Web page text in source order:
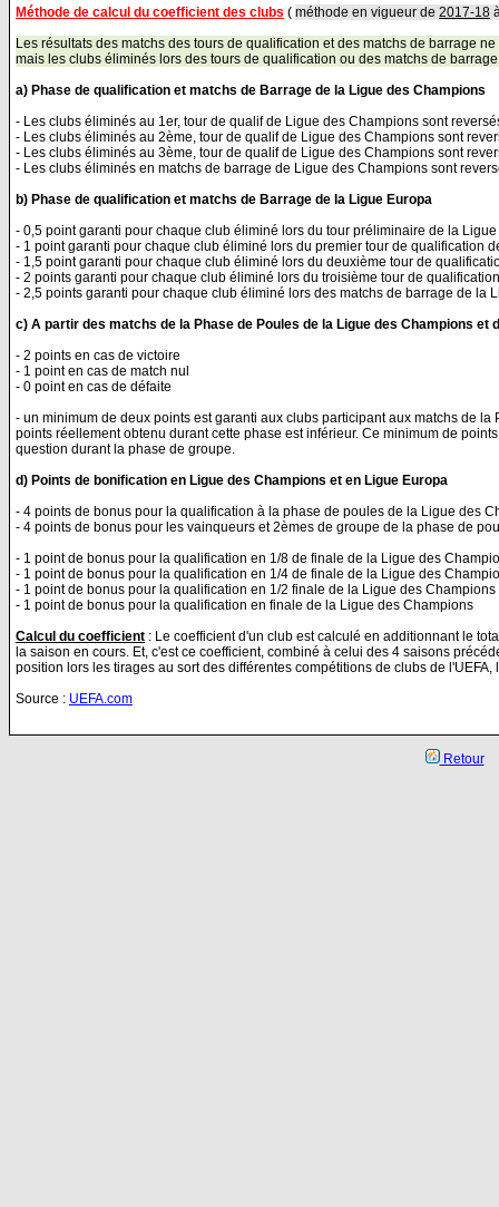
Méthode de calcul du coefficient des clubs ( méthode en vigueur de 2017-18
Les résultats des matchs des tours de qualification et des matchs de barrage
mais les clubs éliminés lors des tours de qualification ou des matchs de
a) Phase de qualification et matchs de Barrage de la Ligue des Champions
- Les clubs éliminés au 1er, tour de qualif de Ligue des Champions sont
- Les clubs éliminés au 2ème, tour de qualif de Ligue des Champions sont
- Les clubs éliminés au 3ème, tour de qualif de Ligue des Champions sont
- Les clubs éliminés en matchs de barrage de Ligue des Champions sont
b) Phase de qualification et matchs de Barrage de la Ligue Europa
- 0,5 point garanti pour chaque club éliminé lors du tour préliminaire de la
- 1 point garanti pour chaque club éliminé lors du premier tour de qualification
- 1,5 point garanti pour chaque club éliminé lors du deuxième tour de
- 2 points garanti pour chaque club éliminé lors du troisième tour de
- 2,5 points garanti pour chaque club éliminé lors des matchs de barrage de la
c) A partir des matchs de la Phase de Poules de la Ligue des Champions et
- 2 points en cas de victoire
- 1 point en cas de match nul
- 0 point en cas de défaite
- un minimum de deux points est garanti aux clubs participant aux matchs de
points réellement obtenu durant cette phase est inférieur. Ce minimum de
question durant la phase de groupe.
d) Points de bonification en Ligue des Champions et en Ligue Europa
- 4 points de bonus pour la qualification à la phase de poules de la Ligue des
- 4 points de bonus pour les vainqueurs et 2èmes de groupe de la phase de
- 1 point de bonus pour la qualification en 1/8 de finale de la Ligue des
- 1 point de bonus pour la qualification en 1/4 de finale de la Ligue des
- 1 point de bonus pour la qualification en 1/2 finale de la Ligue des
- 1 point de bonus pour la qualification en finale de la Ligue des Champions
Calcul du coefficient : Le coefficient d'un club est calculé en additionnant le
la saison en cours. Et, c'est ce coefficient, combiné à celui des 4 saisons
position lors les tirages au sort des différentes compétitions de clubs de l'UEFA,
Source : UEFA.com
Retour